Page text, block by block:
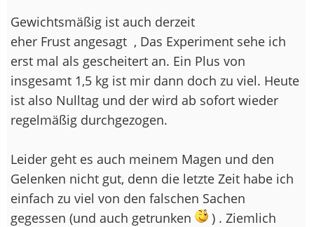
Gewichtsmäßig ist auch derzeit
eher Frust angesagt , Das Experiment sehe ich
erst mal als gescheitert an. Ein Plus von
insgesamt 1,5 kg ist mir dann doch zu viel. Heute
ist also Nulltag und der wird ab sofort wieder
regelmäßig durchgezogen.
Leider geht es auch meinem Magen und den
Gelenken nicht gut, denn die letzte Zeit habe ich
einfach zu viel von den falschen Sachen
gegessen (und auch getrunken
) . Ziemlich